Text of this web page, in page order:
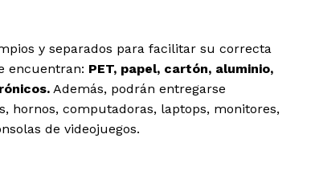
y separados para facilitar su correcta
encuentran: PET, papel, cartón, aluminio,
Además, podrán entregarse
hornos, computadoras, laptops, monitores,
de videojuegos.